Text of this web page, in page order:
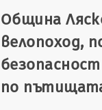
Община
велопоход,
по